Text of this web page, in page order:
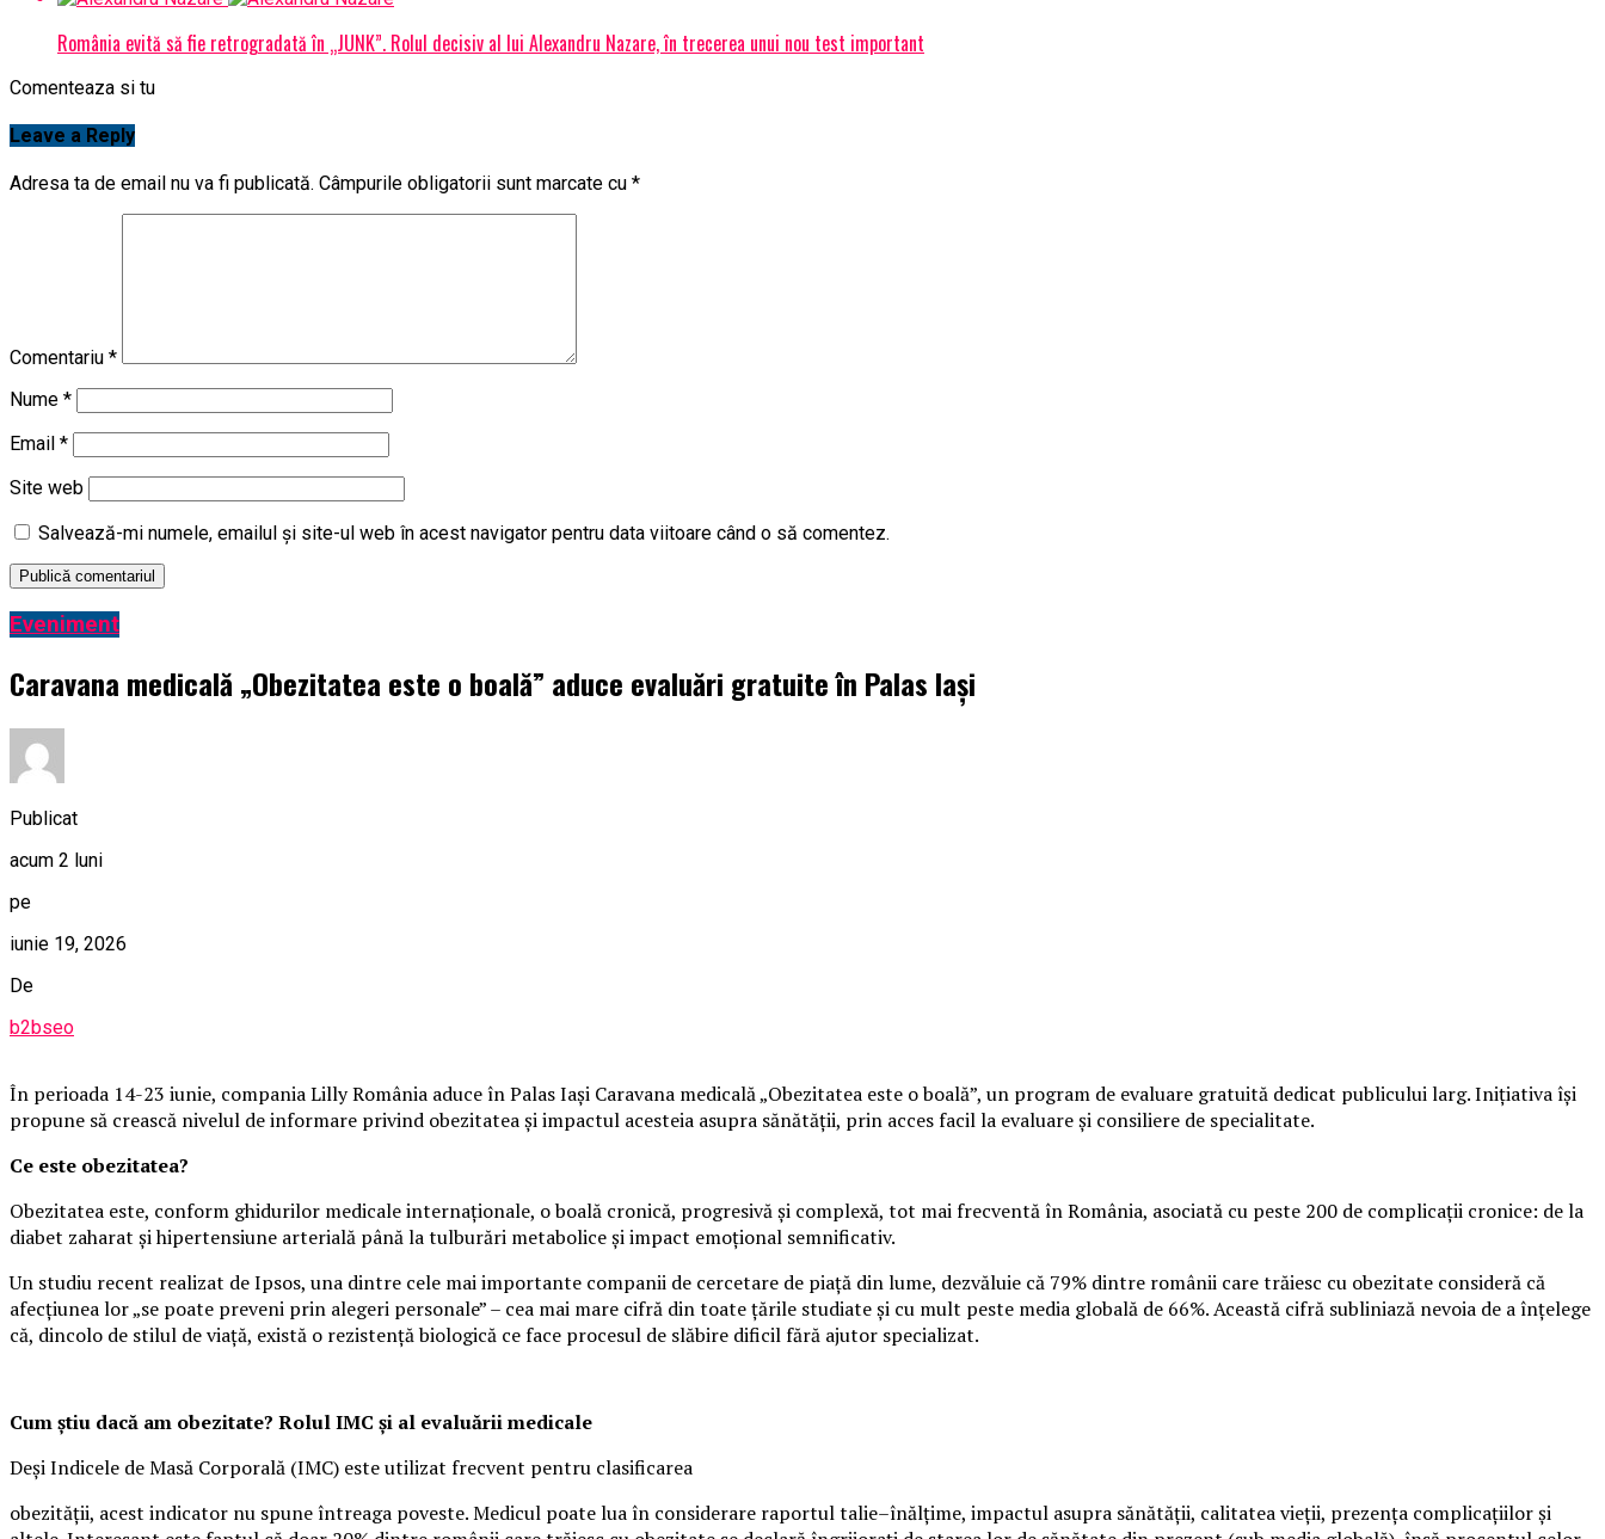
România evită să fie retrogradată în „JUNK”. Rolul decisiv al lui Alexandru Nazare, în trecerea unui nou test important
Comenteaza si tu
Leave a Reply
Adresa ta de email nu va fi publicată. Câmpurile obligatorii sunt marcate cu *
Comentariu *
Nume *
Email *
Site web
Salvează-mi numele, emailul și site-ul web în acest navigator pentru data viitoare când o să comentez.
Eveniment
Caravana medicală „Obezitatea este o boală” aduce evaluări gratuite în Palas Iași
Publicat
acum 2 luni
pe
iunie 19, 2026
De
b2bseo
În perioada 14-23 iunie, compania Lilly România aduce în Palas Iași Caravana medicală „Obezitatea este o boală”, un program de evaluare gratuită dedicat publicului larg. Inițiativa își
propune să crească nivelul de informare privind obezitatea și impactul acesteia asupra sănătății, prin acces facil la evaluare și consiliere de specialitate.
Ce este obezitatea?
Obezitatea este, conform ghidurilor medicale internaționale, o boală cronică, progresivă și complexă, tot mai frecventă în România, asociată cu peste 200 de complicații cronice: de la
diabet zaharat și hipertensiune arterială până la tulburări metabolice și impact emoțional semnificativ.
Un studiu recent realizat de Ipsos, una dintre cele mai importante companii de cercetare de piață din lume, dezvăluie că 79% dintre românii care trăiesc cu obezitate consideră că
afecțiunea lor „se poate preveni prin alegeri personale” – cea mai mare cifră din toate țările studiate și cu mult peste media globală de 66%. Această cifră subliniază nevoia de a înțelege
că, dincolo de stilul de viață, există o rezistență biologică ce face procesul de slăbire dificil fără ajutor specializat.
Cum știu dacă am obezitate? Rolul IMC și al evaluării medicale
Deși Indicele de Masă Corporală (IMC) este utilizat frecvent pentru clasificarea
obezității, acest indicator nu spune întreaga poveste. Medicul poate lua în considerare raportul talie–înălțime, impactul asupra sănătății, calitatea vieții, prezența complicațiilor și